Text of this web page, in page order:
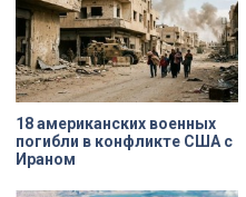
18 американских военных
погибли в конфликте США с
Ираном